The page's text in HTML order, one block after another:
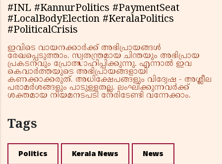
#INL #KannurPolitics #PaymentSeat
#LocalBodyElection #KeralaPolitics
#PoliticalCrisis
ഇവിടെ വായനക്കാർക്ക് അഭിപ്രായങ്ങൾ
രേഖപ്പെടുത്താം. സ്വതന്ത്രമായ ചിന്തയും അഭിപ്രായ
പ്രകടനവും പ്രോത്സാഹിപ്പിക്കുന്നു. എന്നാൽ ഇവ
കെവാർത്തയുടെ അഭിപ്രായങ്ങളായി
കണക്കാക്കരുത്. അധിക്ഷേപങ്ങളും വിദ്വേഷ - അശ്ലീല
പരാമർശങ്ങളും പാടുള്ളതല്ല. ലംഘിക്കുന്നവർക്ക്
ശക്തമായ നിയമനടപടി നേരിടേണ്ടി വന്നേക്കാം.
Tags
Politics Kerala News News